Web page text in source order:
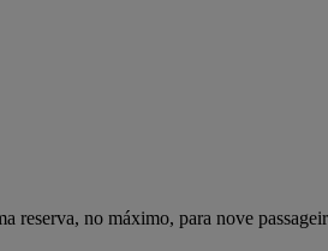
reserva, no máximo, para nove